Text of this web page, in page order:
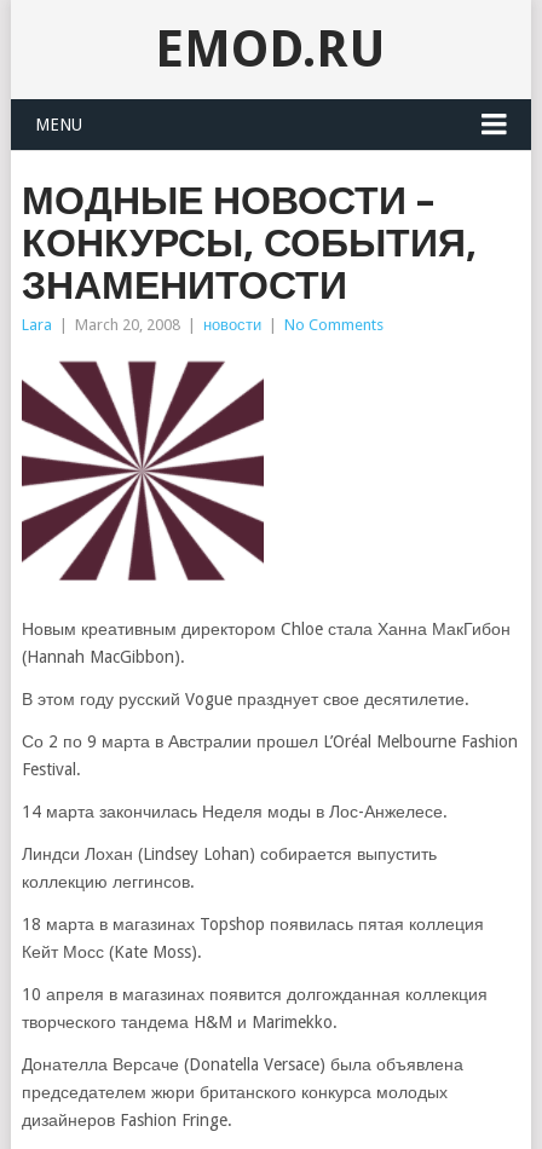
EMOD.RU
MENU
МОДНЫЕ НОВОСТИ –
КОНКУРСЫ, СОБЫТИЯ,
ЗНАМЕНИТОСТИ
Lara March 20, 2008 новости No Comments
Новым креативным директором Chloe стала Ханна МакГибон
(Hannah MacGibbon).
В этом году русский Vogue празднует свое десятилетие.
Со 2 по 9 марта в Австралии прошел L’Oréal Melbourne Fashion
Festival.
14 марта закончилась Неделя моды в Лос-Анжелесе.
Линдси Лохан (Lindsey Lohan) собирается выпустить
коллекцию леггинсов.
18 марта в магазинах Topshop появилась пятая коллеция
Кейт Мосс (Kate Moss).
10 апреля в магазинах появится долгожданная коллекция
творческого тандема H&M и Marimekko.
Донателла Версаче (Donatella Versace) была объявлена
председателем жюри британского конкурса молодых
дизайнеров Fashion Fringe.